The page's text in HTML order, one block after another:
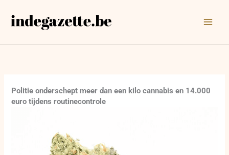
naar
Politie onderschept meer dan een kilo cannabis en 14.000
euro tijdens routinecontrole